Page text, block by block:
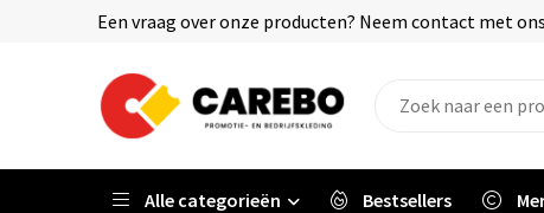
Een vraag over onze producten? Neem contact met
Alle categorieën Bestsellers